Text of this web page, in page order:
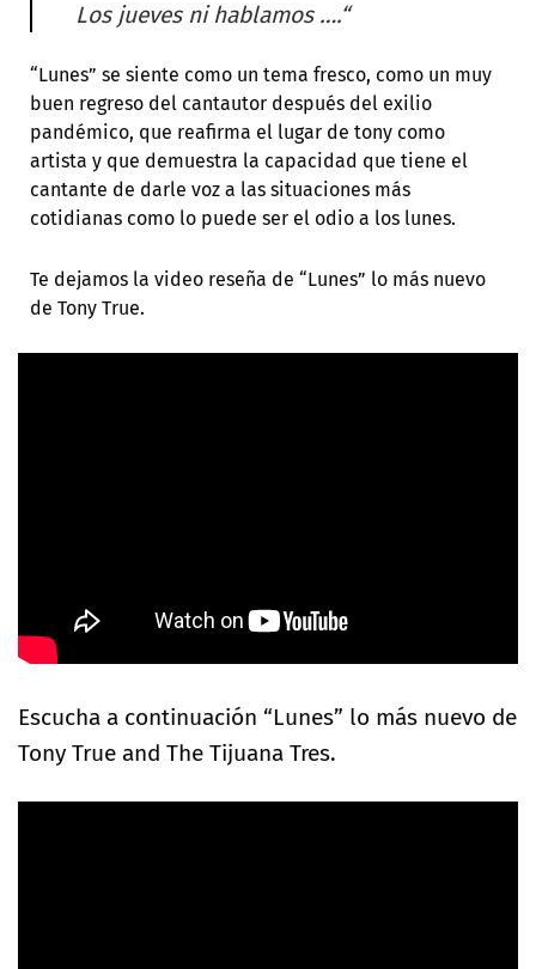
Los jueves ni hablamos ….“
“Lunes” se siente como un tema fresco, como un muy
buen regreso del cantautor después del exilio
pandémico, que reafirma el lugar de tony como
artista y que demuestra la capacidad que tiene el
cantante de darle voz a las situaciones más
cotidianas como lo puede ser el odio a los lunes.
Te dejamos la video reseña de “Lunes” lo más nuevo
de Tony True.
Escucha a continuación “Lunes” lo más nuevo de
Tony True and The Tijuana Tres.